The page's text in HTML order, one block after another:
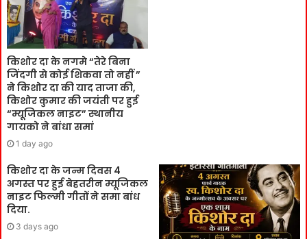
किशोर दा के नगमे “तेरे बिना
जिंदगी से कोई शिकवा तो नहीं ”
ने किशोर दा की याद ताजा की,
किशोर कुमार की जयंती पर हुई
“म्यूजिकल नाइट” स्थानीय
गायको ने बांधा समां
1 day ago
किशोर दा के जन्म दिवस 4
अगस्त पर हुई बेहतरीन म्यूजिकल
नाइट फिल्मी गीतों ने समा बांध
दिया.
3 days ago